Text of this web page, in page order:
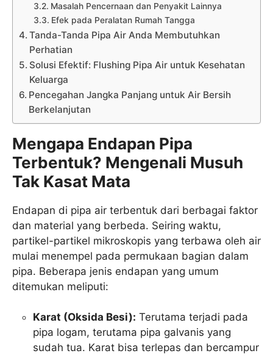
Masalah Pencernaan dan Penyakit Lainnya
Efek pada Peralatan Rumah Tangga
Tanda-Tanda Pipa Air Anda Membutuhkan
Perhatian
Solusi Efektif: Flushing Pipa Air untuk Kesehatan
Keluarga
Pencegahan Jangka Panjang untuk Air Bersih
Berkelanjutan
Mengapa Endapan Pipa
Terbentuk? Mengenali Musuh
Tak Kasat Mata
Endapan di pipa air terbentuk dari berbagai faktor
dan material yang berbeda. Seiring waktu,
partikel-partikel mikroskopis yang terbawa oleh air
mulai menempel pada permukaan bagian dalam
pipa. Beberapa jenis endapan yang umum
ditemukan meliputi:
Karat (Oksida Besi): Terutama terjadi pada
pipa logam, terutama pipa galvanis yang
sudah tua. Karat bisa terlepas dan bercampur